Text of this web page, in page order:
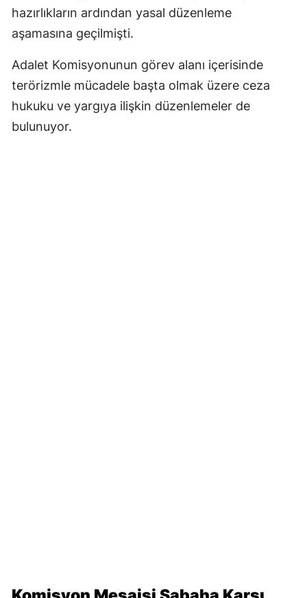
hazırlıkların ardından yasal düzenleme
aşamasına geçilmişti.
Adalet Komisyonunun görev alanı içerisinde
terörizmle mücadele başta olmak üzere ceza
hukuku ve yargıya ilişkin düzenlemeler de
bulunuyor.